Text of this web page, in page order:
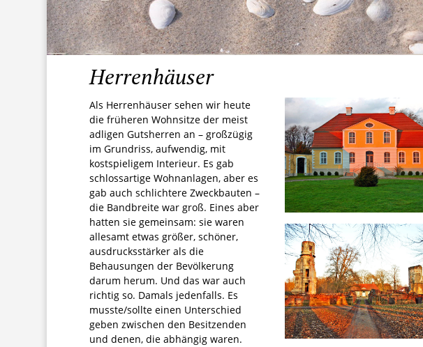
Herrenhäuser
Als Herrenhäuser sehen wir heute
die früheren Wohnsitze der meist
adligen Gutsherren an – großzügig
im Grundriss, aufwendig, mit
kostspieligem Interieur. Es gab
schlossartige Wohnanlagen, aber es
gab auch schlichtere Zweckbauten –
die Bandbreite war groß. Eines aber
hatten sie gemeinsam: sie waren
allesamt etwas größer, schöner,
ausdrucksstärker als die
Behausungen der Bevölkerung
darum herum. Und das war auch
richtig so. Damals jedenfalls. Es
musste/sollte einen Unterschied
geben zwischen den Besitzenden
und denen, die abhängig waren.